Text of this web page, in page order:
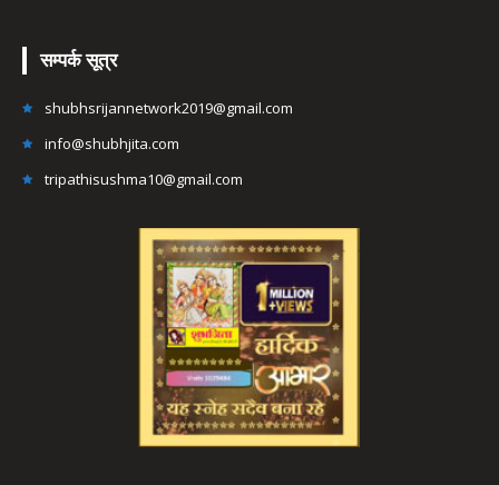
सम्पर्क सूत्र
shubhsrijannetwork2019@gmail.com
info@shubhjita.com
tripathisushma10@gmail.com